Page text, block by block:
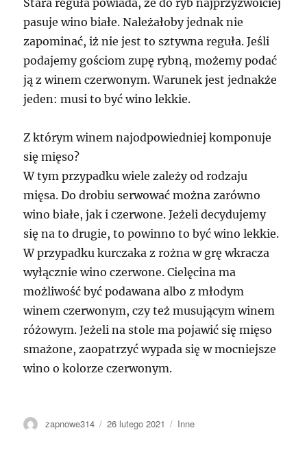
pasuje wino białe. Należałoby jednak nie
zapominać, iż nie jest to sztywna reguła. Jeśli
podajemy gościom zupę rybną, możemy podać
ją z winem czerwonym. Warunek jest jednakże
jeden: musi to być wino lekkie.
Z którym winem najodpowiedniej komponuje
się mięso?
W tym przypadku wiele zależy od rodzaju
mięsa. Do drobiu serwować można zarówno
wino białe, jak i czerwone. Jeżeli decydujemy
się na to drugie, to powinno to być wino lekkie.
W przypadku kurczaka z rożna w grę wkracza
wyłącznie wino czerwone. Cielęcina ma
możliwość być podawana albo z młodym
winem czerwonym, czy też musującym winem
różowym. Jeżeli na stole ma pojawić się mięso
smażone, zaopatrzyć wypada się w mocniejsze
wino o kolorze czerwonym.
Autor
zapnowe314
Data
26 lutego 2021 Kategorie
Inne